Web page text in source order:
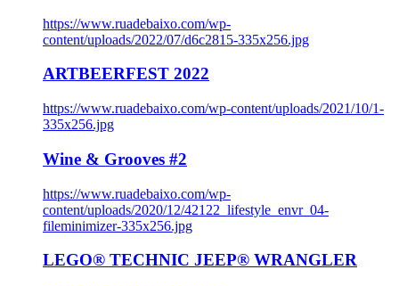
https://www.ruadebaixo.com/wp-
content/uploads/2022/07/d6c2815-335x256.jpg
ARTBEERFEST 2022
https://www.ruadebaixo.com/wp-content/uploads/2021/10/1-
335x256.jpg
Wine & Grooves #2
https://www.ruadebaixo.com/wp-
content/uploads/2020/12/42122_lifestyle_envr_04-
fileminimizer-335x256.jpg
LEGO® TECHNIC JEEP® WRANGLER